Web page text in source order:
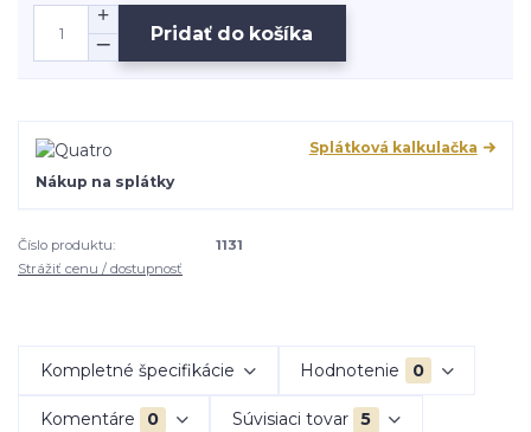
Pridať do košíka
Splátková kalkulačka
Nákup na splátky
Číslo produktu:
1131
Strážiť cenu / dostupnosť
Kompletné špecifikácie Hodnotenie 0
Komentáre 0 Súvisiaci tovar 5